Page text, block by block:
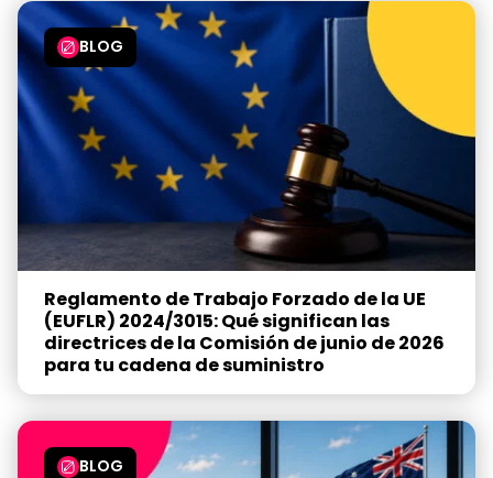
BLOG
Reglamento de Trabajo Forzado de la UE
(EUFLR) 2024/3015: Qué significan las
directrices de la Comisión de junio de 2026
para tu cadena de suministro
BLOG